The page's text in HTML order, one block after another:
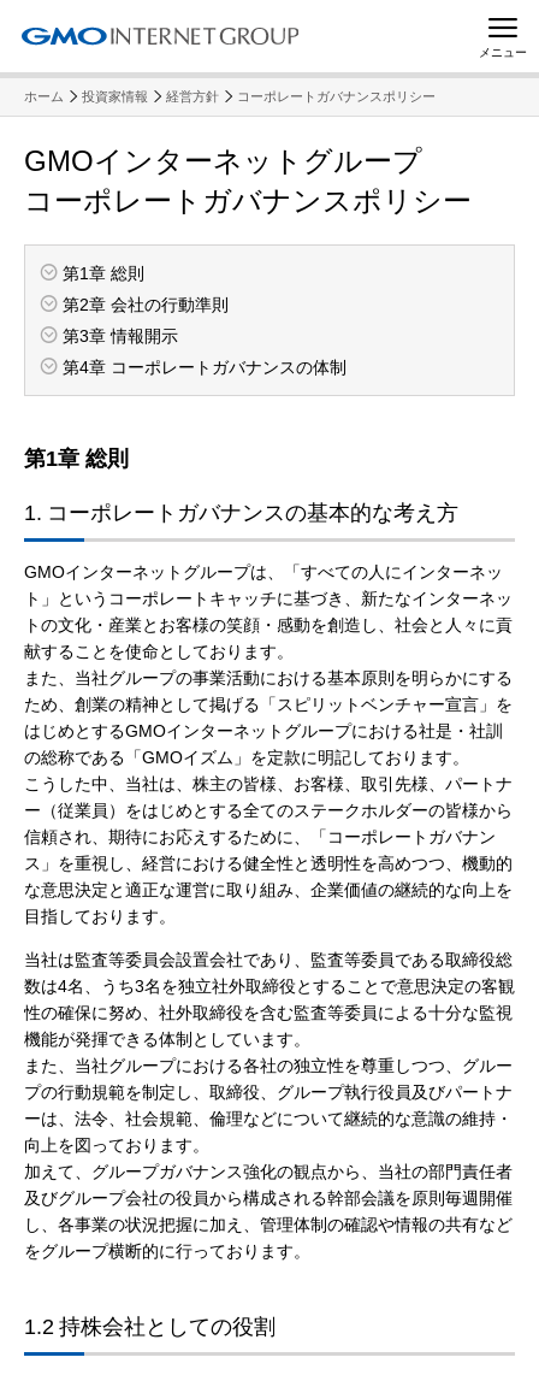
メニュー
ホーム 投資家情報 経営方針 コーポレートガバナンスポリシー
GMOインターネットグループ
コーポレートガバナンスポリシー
第1章 総則
第2章 会社の行動準則
第3章 情報開示
第4章 コーポレートガバナンスの体制
第1章 総則
1. コーポレートガバナンスの基本的な考え方
GMOインターネットグループは、「すべての人にインターネッ
ト」というコーポレートキャッチに基づき、新たなインターネッ
トの文化・産業とお客様の笑顔・感動を創造し、社会と人々に貢
献することを使命としております。
また、当社グループの事業活動における基本原則を明らかにする
ため、創業の精神として掲げる「スピリットベンチャー宣言」を
はじめとするGMOインターネットグループにおける社是・社訓
の総称である「GMOイズム」を定款に明記しております。
こうした中、当社は、株主の皆様、お客様、取引先様、パートナ
ー（従業員）をはじめとする全てのステークホルダーの皆様から
信頼され、期待にお応えするために、「コーポレートガバナン
ス」を重視し、経営における健全性と透明性を高めつつ、機動的
な意思決定と適正な運営に取り組み、企業価値の継続的な向上を
目指しております。
当社は監査等委員会設置会社であり、監査等委員である取締役総
数は4名、うち3名を独立社外取締役とすることで意思決定の客観
性の確保に努め、社外取締役を含む監査等委員による十分な監視
機能が発揮できる体制としています。
また、当社グループにおける各社の独立性を尊重しつつ、グルー
プの行動規範を制定し、取締役、グループ執行役員及びパートナ
ーは、法令、社会規範、倫理などについて継続的な意識の維持・
向上を図っております。
加えて、グループガバナンス強化の観点から、当社の部門責任者
及びグループ会社の役員から構成される幹部会議を原則毎週開催
し、各事業の状況把握に加え、管理体制の確認や情報の共有など
をグループ横断的に行っております。
1.2 持株会社としての役割